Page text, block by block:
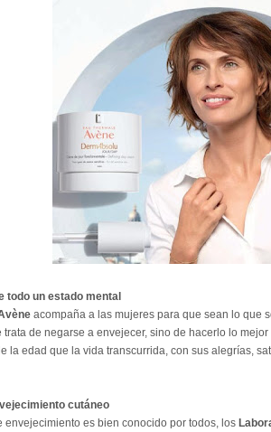
todo un estado mental
acompaña a las mujeres para que sean lo que
trata de negarse a envejecer, sino de hacerlo lo
la edad que la vida transcurrida, con sus alegrías,
cutáneo
envejecimiento es bien conocido por todos, los